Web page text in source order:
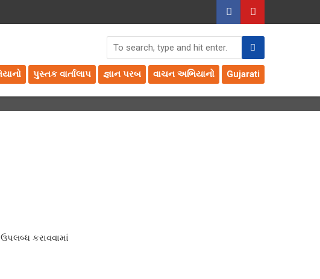
પુસ્તક વાર્તાલાપ જ્ઞાન પરબ વાચન અભિયાનો Gujarati
કરાવવામાં